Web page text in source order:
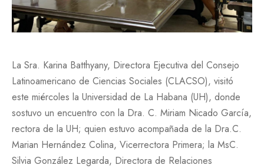
La Sra. Karina Batthyany, Directora Ejecutiva del Consejo
Latinoamericano de Ciencias Sociales (CLACSO), visitó
este miércoles la Universidad de La Habana (UH), donde
sostuvo un encuentro con la Dra. C. Miriam Nicado García,
rectora de la UH; quien estuvo acompañada de la Dra.C.
Marian Hernández Colina, Vicerrectora Primera; la MsC.
Silvia González Legarda, Directora de Relaciones